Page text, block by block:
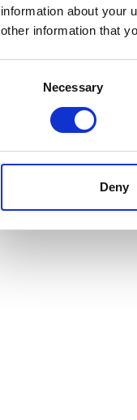
information about your
other information that
Necessary
Deny